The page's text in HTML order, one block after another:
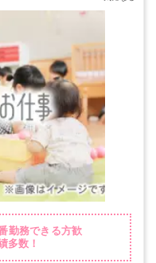
勤務できる方歓
多数！